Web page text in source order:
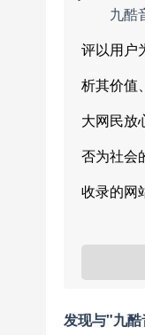
九酷
评以用户
析其价值
大网民放
否为社会
收录的网
发现与"九